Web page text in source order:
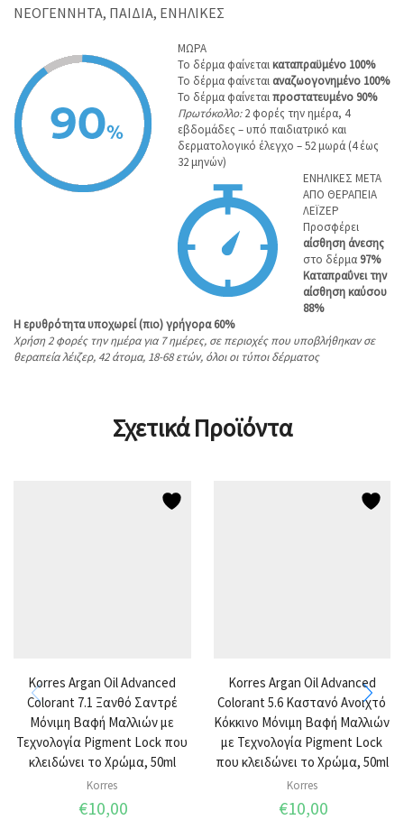
ΝΕΟΓΕΝΝΗΤΑ, ΠΑΙΔΙΑ, ΕΝΗΛΙΚΕΣ
ΜΩΡΑ
Το δέρμα φαίνεταικαταπραϋμένο 100%
Το δέρμα φαίνεται αναζωογονημένο 100%
Το δέρμα φαίνεταιπροστατευμένο 90%
Πρωτόκολλο:2 φορές την ημέρα, 4
εβδομάδες – υπό παιδιατρικό και
δερματολογικό έλεγχο – 52 μωρά (4 έως
32 μηνών)
ΕΝΗΛΙΚΕΣ ΜΕΤΑ
ΑΠΟ ΘΕΡΑΠΕΙΑ
ΛΕΪΖΕΡ
Προσφέρει
αίσθηση άνεσης
στο δέρμα 97%
Καταπραΰνειτην
αίσθηση καύσου
88%
Η ερυθρότητα υποχωρεί (πιο) γρήγορα 60%
Χρήση 2 φορές την ημέρα για 7 ημέρες, σε περιοχές που υποβλήθηκαν σε
θεραπεία λέιζερ, 42 άτομα, 18-68 ετών, όλοι οι τύποι δέρματος
Σχετικά Προϊόντα
Korres Argan Oil Advanced
Colorant 7.1 Ξανθό Σαντρέ
Μόνιμη Βαφή Μαλλιών με
Τεχνολογία Pigment Lock που
κλειδώνει το Χρώμα, 50ml
Korres
€10,00
Korres Argan Oil Advanced
Colorant 5.6 Καστανό Ανοιχτό
Κόκκινο Μόνιμη Βαφή Μαλλιών
με Τεχνολογία Pigment Lock
που κλειδώνει το Χρώμα, 50ml
Korres
€10,00